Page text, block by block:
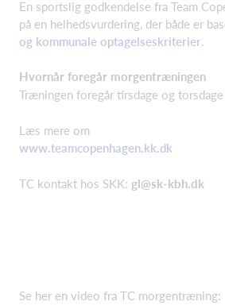
En sportslig godkendelse fra Team
på en helhedsvurdering, der både er
og kommunale optagelseskriterier
Hvornår foregår morgentræningen
Træningen foregår tirsdage og
Læs mere om
www.teamcopenhagen.kk.dk
TC kontakt hos SKK: gl@sk-kbh.dk
Se her en video fra TC morgentræning: